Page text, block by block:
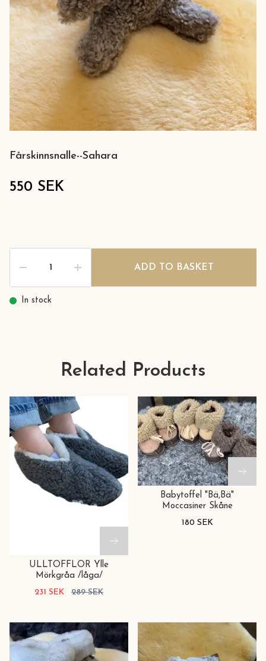
Fårskinnsnalle--Sahara
550 SEK
ADD TO BASKET
In stock
Related Products
ULLTOFFLOR Ylle
Mörkgråa /låga/
231 SEK
289 SEK
Babytoffel "Bä,Bä"
Moccasiner Skåne
180 SEK